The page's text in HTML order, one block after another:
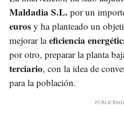
Maldadia S.L. por un
euros y ha planteado un
mejorar laeficiencia
por otro, preparar la planta
terciario, con la idea de
para la población.